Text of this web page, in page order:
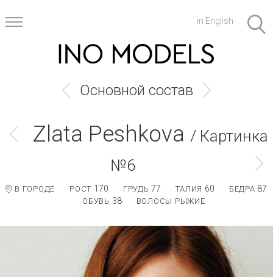
in English
Основной состав
Zlata Peshkova / Картинка
№6
В ГОРОДЕ РОСТ 170 ГРУДЬ 77 ТАЛИЯ 60 БЕДРА 87
ОБУВЬ 38 ВОЛОСЫ РЫЖИЕ